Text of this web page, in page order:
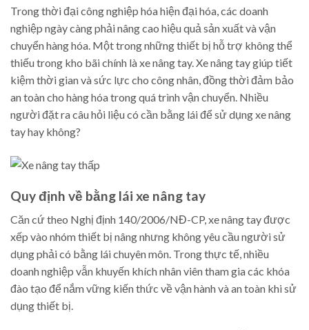
Trong thời đại công nghiệp hóa hiện đại hóa, các doanh
nghiệp ngày càng phải nâng cao hiệu quả sản xuất và vận
chuyển hàng hóa. Một trong những thiết bị hỗ trợ không thể
thiếu trong kho bãi chính là xe nâng tay. Xe nâng tay giúp tiết
kiệm thời gian và sức lực cho công nhân, đồng thời đảm bảo
an toàn cho hàng hóa trong quá trình vận chuyển. Nhiều
người đặt ra câu hỏi liệu có cần bằng lái để sử dụng xe nâng
tay hay không?
Quy định về bằng lái xe nâng tay
Căn cứ theo Nghị định 140/2006/NĐ-CP, xe nâng tay được
xếp vào nhóm thiết bị nâng nhưng không yêu cầu người sử
dụng phải có bằng lái chuyên môn. Trong thực tế, nhiều
doanh nghiệp vẫn khuyến khích nhân viên tham gia các khóa
đào tạo để nắm vững kiến thức về vận hành và an toàn khi sử
dụng thiết bị.